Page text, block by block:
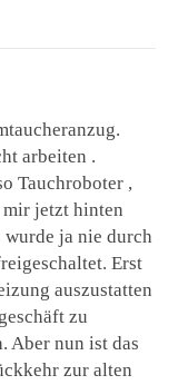
arbeiten .
Tauchroboter ,
mir jetzt hinten
wurde ja nie durch
Erst
auszustatten
zu
Aber nun ist das
zur alten